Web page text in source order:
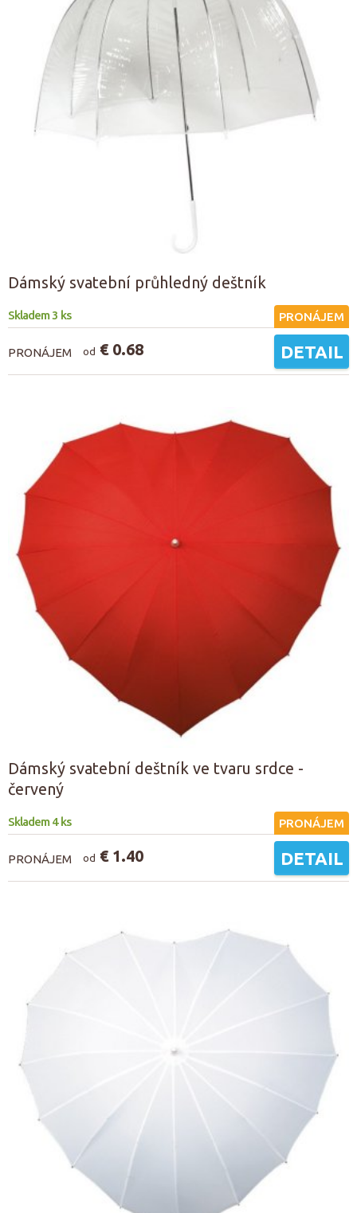
Dámský svatební průhledný deštník
Skladem 3 ks PRONÁJEM
PRONÁJEM od € 0.68 DETAIL
Dámský svatební deštník ve tvaru srdce -
červený
Skladem 4 ks PRONÁJEM
PRONÁJEM od € 1.40 DETAIL